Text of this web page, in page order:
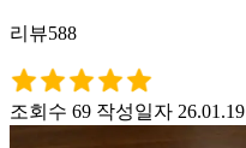
리뷰588
조회수 69 작성일자 26.01.19